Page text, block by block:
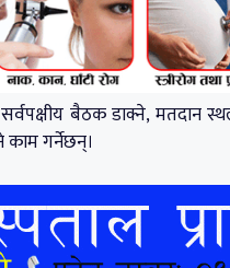
बैठक डाक्ने, मतदान
गर्नेछन्।